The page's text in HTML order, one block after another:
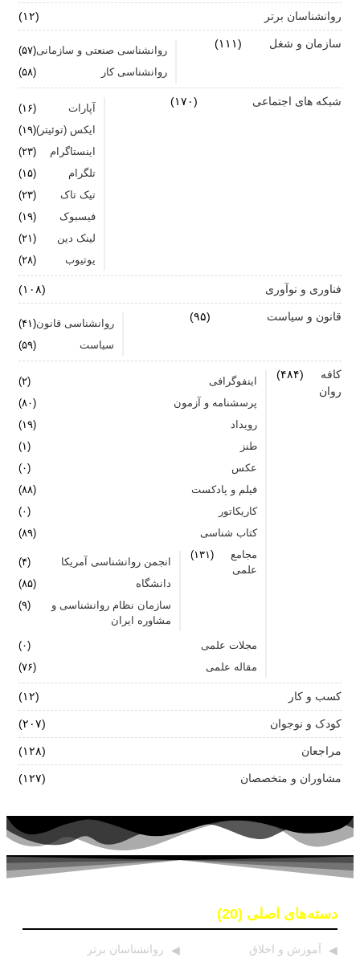
روانشناسان برتر (۱۲)
سازمان و شغل (۱۱۱)
روانشناسی صنعتی و سازمانی(۵۷)
روانشناسی کار
(۵۸)
شبکه های اجتماعی (۱۷۰)
آپارات
(۱۶)
ایکس (توئیتر)(۱۹)
اینستاگرام
(۲۳)
تلگرام
(۱۵)
تیک تاک
(۲۳)
فیسبوک
(۱۹)
لینک دین
(۲۱)
یوتیوب
(۲۸)
فناوری و نوآوری (۱۰۸)
قانون و سیاست (۹۵)
روانشناسی قانون(۴۱)
سیاست
(۵۹)
کافه
روان
(۴۸۴)
اینفوگرافی
(۲)
پرسشنامه و آزمون
(۸۰)
رویداد
(۱۹)
طنز
(۱)
عکس
(۰)
فیلم و پادکست
(۸۸)
کاریکاتور
(۰)
کتاب شناسی
(۸۹)
مجامع
علمی
(۱۳۱)
انجمن روانشناسی آمریکا
(۴)
دانشگاه
(۸۵)
سازمان نظام روانشناسی و
مشاوره ایران
(۹)
مجلات علمی
(۰)
مقاله علمی
(۷۶)
کسب و کار (۱۲)
کودک و نوجوان (۲۰۷)
مراجعان (۱۲۸)
مشاوران و متخصصان (۱۲۷)
دسته‌های اصلی (20)
آموزش و اخلاق
روانشناسان برتر